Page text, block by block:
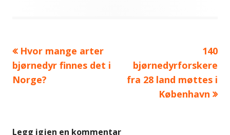
Innleggsnavigasjon
Forrige
artikkel:
Hvor mange arter
bjørnedyr finnes det i
Norge?
Neste
140
bjørnedyrforskere
fra 28 land møttes i
København
Legg igjen en kommentar